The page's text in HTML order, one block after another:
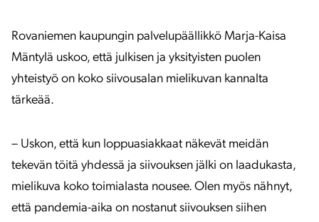
Rovaniemen kaupungin palvelupäällikkö Marja-Kaisa
Mäntylä uskoo, että julkisen ja yksityisten puolen
yhteistyö on koko siivousalan mielikuvan kannalta
tärkeää.
– Uskon, että kun loppuasiakkaat näkevät meidän
tekevän töitä yhdessä ja siivouksen jälki on laadukasta,
mielikuva koko toimialasta nousee. Olen myös nähnyt,
että pandemia-aika on nostanut siivouksen siihen